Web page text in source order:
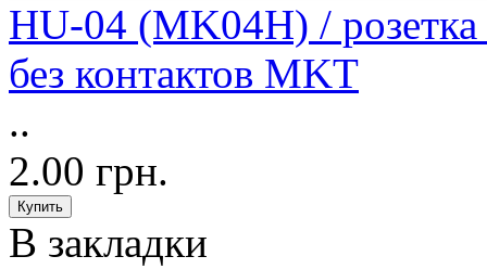
HU-04 (MK04H) /
без контактов MKT
..
2.00 грн.
В закладки